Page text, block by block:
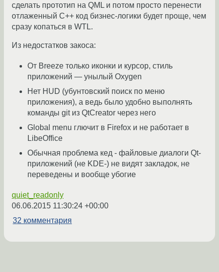
сделать прототип на QML и потом просто перенести
отлаженный C++ код бизнес-логики будет проще, чем
сразу копаться в WTL.
Из недостатков закоса:
От Breeze только иконки и курсор, стиль
приложений — унылый Oxygen
Нет HUD (убунтовский поиск по меню
приложения), а ведь было удобно выполнять
команды git из QtCreator через него
Global menu глючит в Firefox и не работает в
LibeOffice
Обычная проблема кед - файловые диалоги Qt-
приложений (не KDE-) не видят закладок, не
переведены и вообще убогие
quiet_readonly
06.06.2015 11:30:24 +00:00
32 комментария